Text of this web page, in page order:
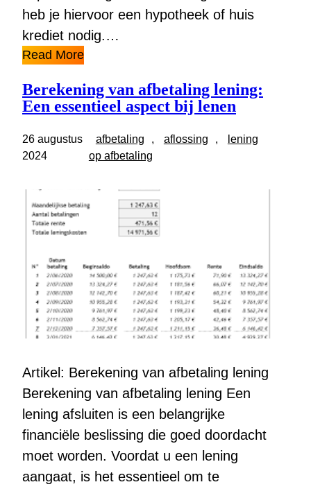
heb je hiervoor een hypotheek of huis
krediet nodig.…
Read More
Berekening van afbetaling lening:
Een essentieel aspect bij lenen
26 augustus
2024
afbetaling , aflossing ,
lening
op afbetaling
Artikel: Berekening van afbetaling lening
Berekening van afbetaling lening Een
lening afsluiten is een belangrijke
financiële beslissing die goed doordacht
moet worden. Voordat u een lening
aangaat, is het essentieel om te